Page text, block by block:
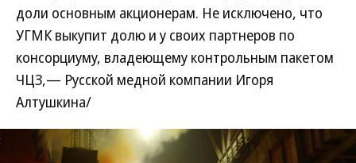
доли основным акционерам. Не исключено, что
УГМК выкупит долю и у своих партнеров по
консорциуму, владеющему контрольным пакетом
ЧЦЗ,— Русской медной компании Игоря
Алтушкина/